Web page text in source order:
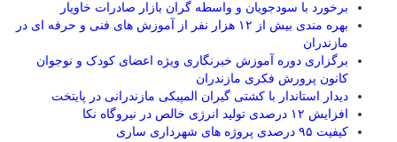
برخورد با سودجویان و واسطه گران بازار صادرات خاویار
بهره مندی بیش از ۱۲ هزار نفر از آموزش های فنی و حرفه ای در
مازندران
برگزاری دوره آموزش خبرنگاری ویژه اعضای کودک و نوجوان
کانون پرورش فکری مازندران
دیدار استاندار با کشتی گیران المپیکی مازندرانی در پایتخت
افزایش ۱۲ درصدی تولید انرژی خالص در نیروگاه نکا
کیفیت ۹۵ درصدی پروژه های شهرداری ساری